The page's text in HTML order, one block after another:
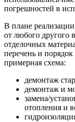
погрешностей в
В плане
от любого другого
отделочных
перечень и
примерная схема:
демонтаж
демонтаж и
замена/
отопления и